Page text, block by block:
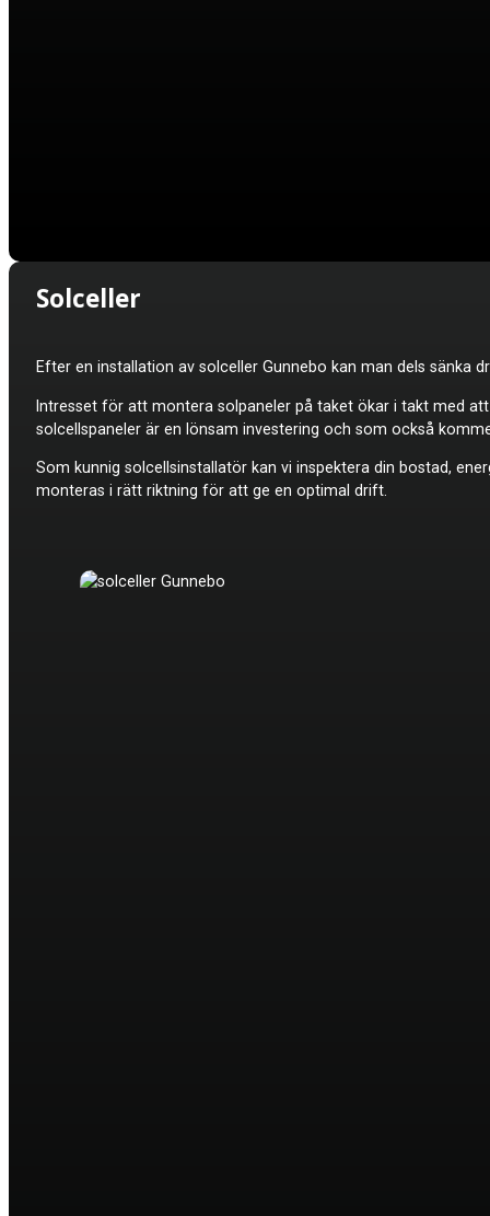
Solceller
Efter en installation av solceller Gunnebo kan man dels sänka
Intresset för att montera solpaneler på taket ökar i takt med
solcellspaneler är en lönsam investering och som också
Som kunnig solcellsinstallatör kan vi inspektera din bostad,
monteras i rätt riktning för att ge en optimal drift.